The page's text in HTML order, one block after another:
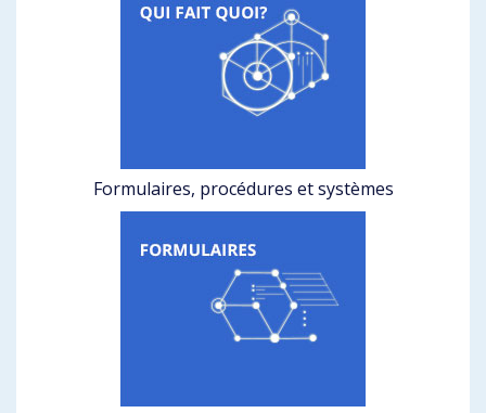
Formulaires, procédures et systèmes